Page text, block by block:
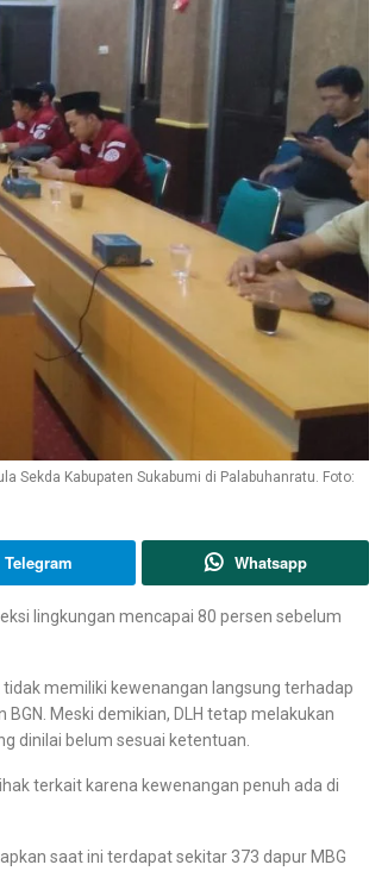
Sekda Kabupaten Sukabumi di Palabuhanratu. Foto:
Telegram Whatsapp
lingkungan mencapai 80 persen sebelum
memiliki kewenangan langsung terhadap
Meski demikian, DLH tetap melakukan
dinilai belum sesuai ketentuan.
terkait karena kewenangan penuh ada di
saat ini terdapat sekitar 373 dapur MBG